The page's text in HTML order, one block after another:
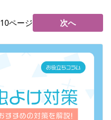
10ページ 次へ